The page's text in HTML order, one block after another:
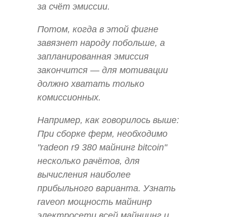
за счёт эмиссии.
Потом, когда в этой фигне
завязнет народу побольше, а
запланированная эмиссия
закончится — для мотивации
должно хватать только
комиссионных.
Например, как говорилось выше:
При сборке ферм, необходимо
"radeon r9 380 майнинг bitcoin"
несколько рачётов, для
вычисления наиболее
прибыльного варианта. Узнать
raveon мощность майнинр